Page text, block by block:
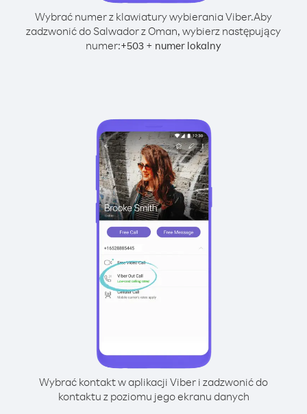
Wybrać numer z klawiatury wybierania Viber.Aby
zadzwonić do Salwador z Oman, wybierz następujący
numer:+503 + numer lokalny
Wybrać kontakt w aplikacji Viber i zadzwonić do
kontaktu z poziomu jego ekranu danych